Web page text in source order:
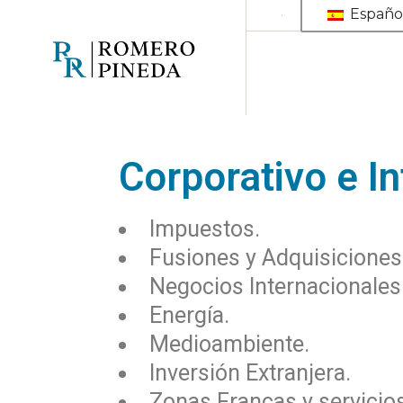
Español
Corporativo e
Impuestos.
Fusiones y
Negocios
Energía.
Medioambiente.
Inversión Extranjera.